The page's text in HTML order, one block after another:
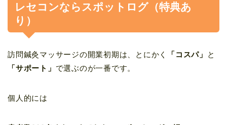
レセコンならスポットログ（特典あ
り）
訪問鍼灸マッサージの開業初期は、とにかく 「コスパ」
と
「サポート」 で選ぶのが一番です。
個人的には